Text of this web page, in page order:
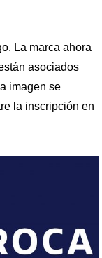
La marca ahora
asociados
imagen se
la inscripción en